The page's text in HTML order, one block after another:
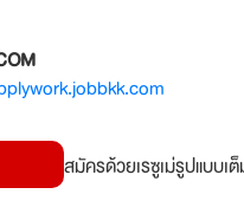
สมัครด้วยเรซูเม่รูปแบบเ